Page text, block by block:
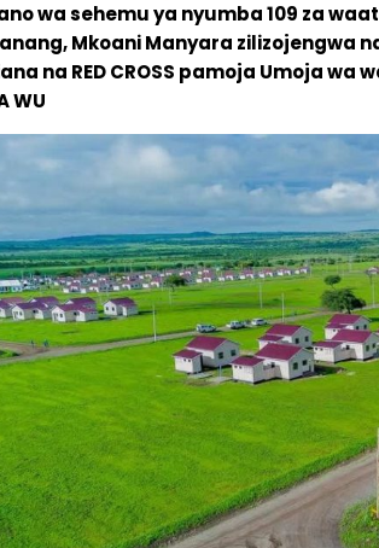
wa sehemu ya nyumba 109 za
Mkoani Manyara zilizojengwa
na RED CROSS pamoja Umoja
WU